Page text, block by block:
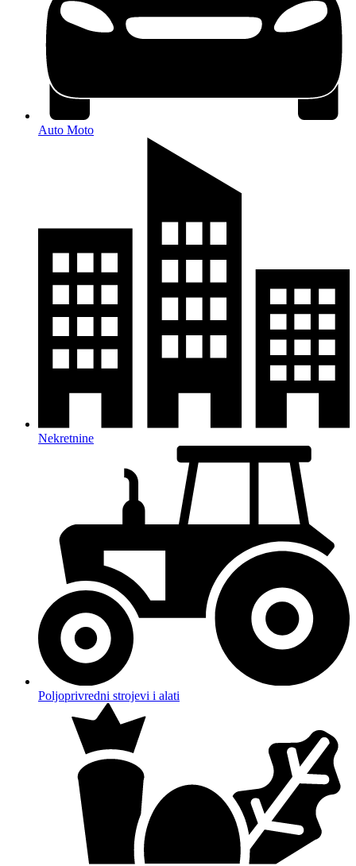
Auto Moto
Nekretnine
Poljoprivredni strojevi i alati